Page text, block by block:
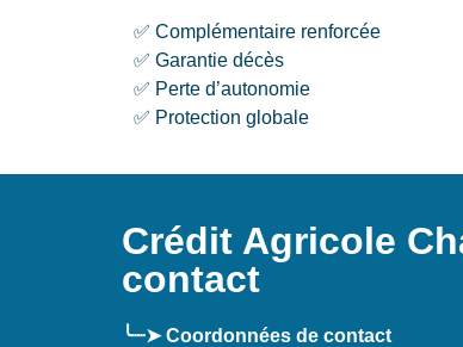
✅ Complémentaire renforcée
✅ Garantie décès
✅ Perte d’autonomie
✅ Protection globale
Crédit Agricole
contact
╰┈➤ Coordonnées de contact